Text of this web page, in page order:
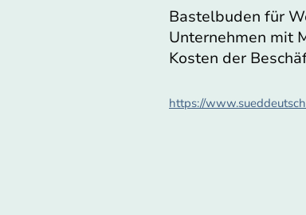
Bastelbuden für
Unternehmen mit
Kosten der
https://